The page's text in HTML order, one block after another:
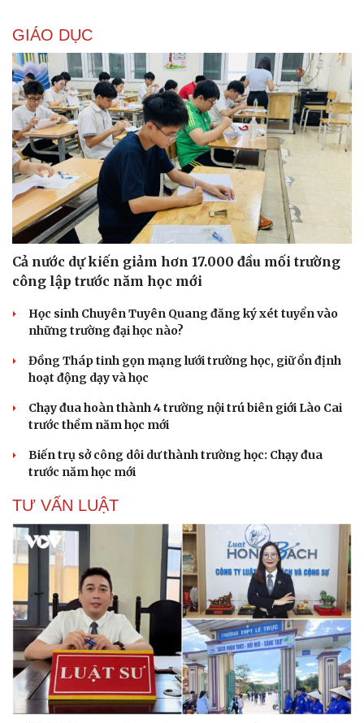
Sức khỏe
Cây thuốc
Sản phụ khoa
Nhi khoa
Nam khoa
Làm đẹp - giảm cân
Phòng mạch online
Ăn sạch sống khỏe
Blog
GIÁO DỤC
Cả nước dự kiến giảm hơn 17.000 đầu mối trường
công lập trước năm học mới
Học sinh Chuyên Tuyên Quang đăng ký xét tuyển vào
những trường đại học nào?
Đồng Tháp tinh gọn mạng lưới trường học, giữ ổn định
hoạt động dạy và học
Chạy đua hoàn thành 4 trường nội trú biên giới Lào Cai
trước thềm năm học mới
Biến trụ sở công dôi dư thành trường học: Chạy đua
trước năm học mới
TƯ VẤN LUẬT